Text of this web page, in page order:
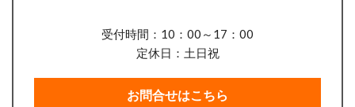
受付時間：10：00～17：00
定休日：土日祝
お問合せはこちら